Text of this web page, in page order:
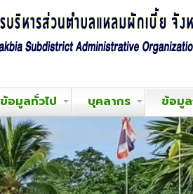
ข้อมูลทั่วไป บุคลากร ข้อมู